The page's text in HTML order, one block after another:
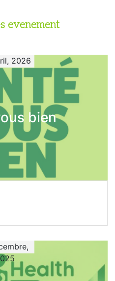
evenement
2026
bien